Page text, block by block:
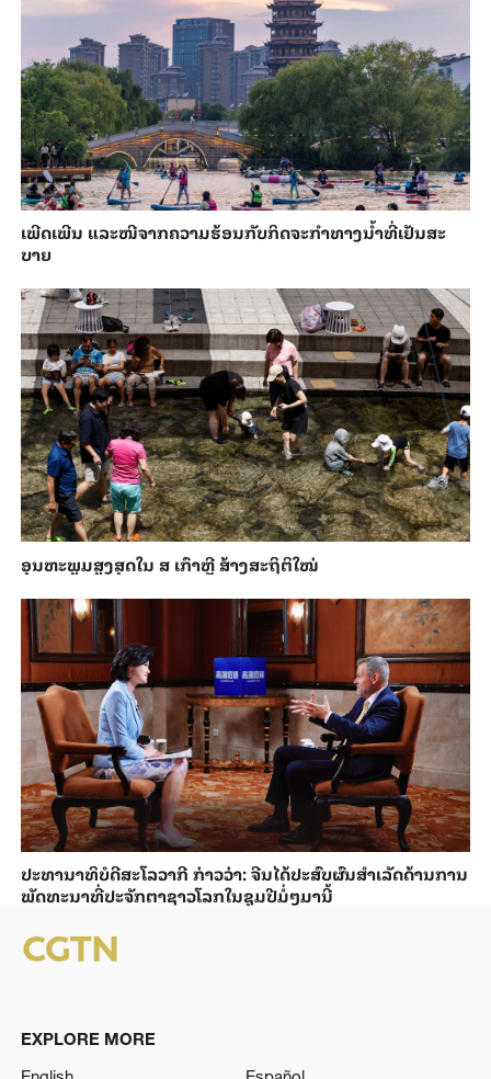
ເພີດ​ເພີນ ແລະ​ໜີ​ຈາກ​ຄວາມ​ຮ້ອນ​ກັບ​ກິດ​ຈະ​ກຳ​ທາງ​ນ້ຳ​​ທີ່​ເຢັນ​ສະ​
ບາຍ
ອຸນ​ຫະ​ພູມ​ສູງ​ສຸດ​​ໃນ ສ ເກົາຫຼີ ສ້າງ​ສະ​ຖິ​ຕິ​ໃໝ່
ປະ​ທາ​ນາ​ທິ​ບໍ​ດີ​ສະ​ໂລ​ວາ​ກີ ກ່າວ​ວ່າ: ຈີນ​ໄດ້​ປະ​ສົບ​ຜົ​ນ​ສຳ​ເລັດ​ດ້ານ​ການ​
ພັດ​ທະ​ນາ​ທີ່​ປະ​ຈັກ​ຕາ​ຊາວ​ໂລກ​ໃນ​ຊຸມ​ປີ​ມໍ່ໆ​ມາ​ນີ້
EXPLORE MORE